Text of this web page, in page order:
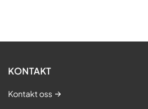
KONTAKT
Kontakt oss